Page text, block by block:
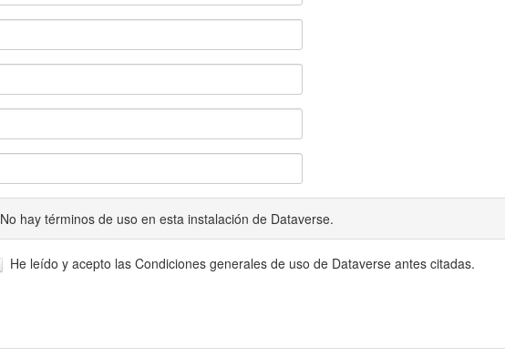
No hay términos de uso en esta instalación de Dataverse.
He leído y acepto las Condiciones generales de uso de Dataverse antes citadas.